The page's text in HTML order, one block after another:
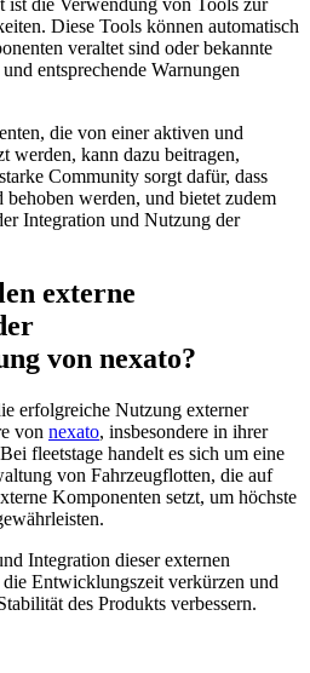
die Verwendung von Tools zur
Diese Tools können automatisch
veraltet sind oder bekannte
entsprechende Warnungen
die von einer aktiven und
werden, kann dazu beitragen,
Community sorgt dafür, dass
werden, und bietet zudem
Integration und Nutzung der
externe
von nexato?
erfolgreiche Nutzung externer
von nexato, insbesondere in ihrer
fleetstage handelt es sich um eine
von Fahrzeugflotten, die auf
Komponenten setzt, um höchste
Integration dieser externen
Entwicklungszeit verkürzen und
des Produkts verbessern.